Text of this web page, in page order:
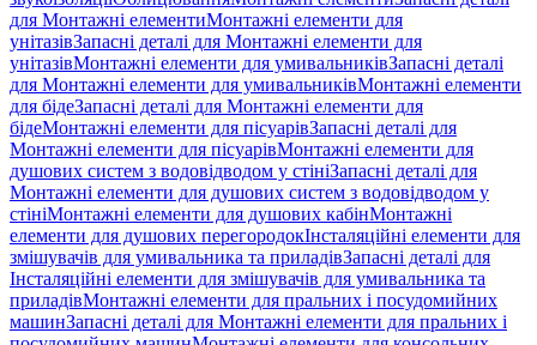
для Монтажні елементиМонтажні елементи для
унітазівЗапасні деталі для Монтажні елементи для
унітазівМонтажні елементи для умивальниківЗапасні деталі
для Монтажні елементи для умивальниківМонтажні елементи
для бідеЗапасні деталі для Монтажні елементи для
бідеМонтажні елементи для пісуарівЗапасні деталі для
Монтажні елементи для пісуарівМонтажні елементи для
душових систем з водовідводом у стініЗапасні деталі для
Монтажні елементи для душових систем з водовідводом у
стініМонтажні елементи для душових кабінМонтажні
елементи для душових перегородокІнсталяційні елементи для
змішувачів для умивальника та приладівЗапасні деталі для
Інсталяційні елементи для змішувачів для умивальника та
приладівМонтажні елементи для пральних і посудомийних
машинЗапасні деталі для Монтажні елементи для пральних і